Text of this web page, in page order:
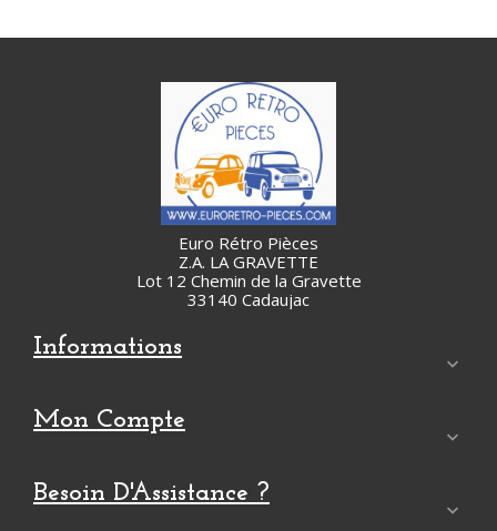
Euro Rétro Pièces
Z.A. LA GRAVETTE
Lot 12 Chemin de la Gravette
33140 Cadaujac
Informations

Mon Compte

Besoin D'Assistance ?
